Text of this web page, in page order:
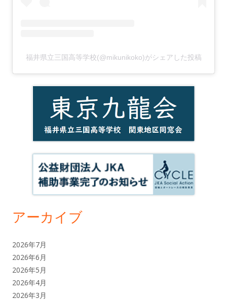
福井県立三国高等学校(@mikunikoko)がシェアした投稿
アーカイブ
2026年7月
2026年6月
2026年5月
2026年4月
2026年3月